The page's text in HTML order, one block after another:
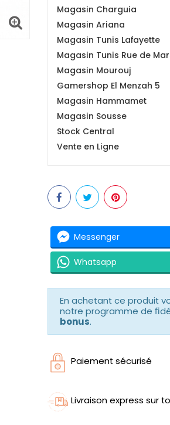
Magasin Charguia
Magasin Ariana
Magasin Tunis Lafayette
Magasin Tunis Rue de
Magasin Mourouj
Gamershop El Menzah 5
Magasin Hammamet
Magasin Sousse
Stock Central
Vente en Ligne
Messenger
Whatsapp
En achetant ce produit
notre programme de
bonus.
Paiement sécurisé
Livraison express sur